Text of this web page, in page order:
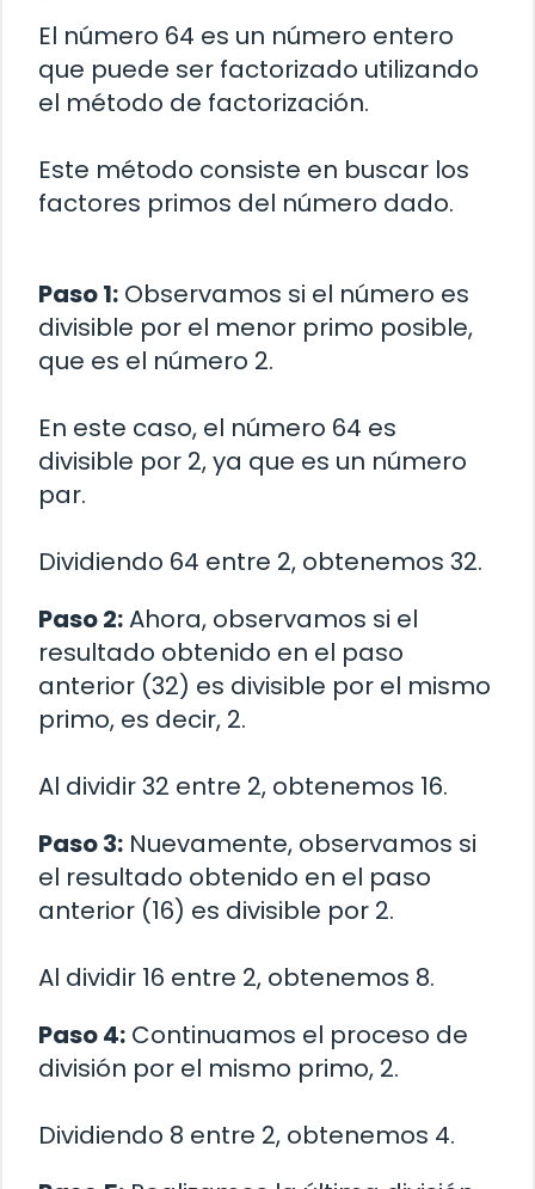
El número 64 es un número entero
que puede ser factorizado utilizando
el método de factorización.
Este método consiste en buscar los
factores primos del número dado.
Paso 1: Observamos si el número es
divisible por el menor primo posible,
que es el número 2.
En este caso, el número 64 es
divisible por 2, ya que es un número
par.
Dividiendo 64 entre 2, obtenemos 32.
Paso 2:Ahora, observamos si el
resultado obtenido en el paso
anterior (32) es divisible por el mismo
primo, es decir, 2.
Al dividir 32 entre 2, obtenemos 16.
Paso 3: Nuevamente, observamos si
el resultado obtenido en el paso
anterior (16) es divisible por 2.
Al dividir 16 entre 2, obtenemos 8.
Paso 4: Continuamos el proceso de
división por el mismo primo, 2.
Dividiendo 8 entre 2, obtenemos 4.